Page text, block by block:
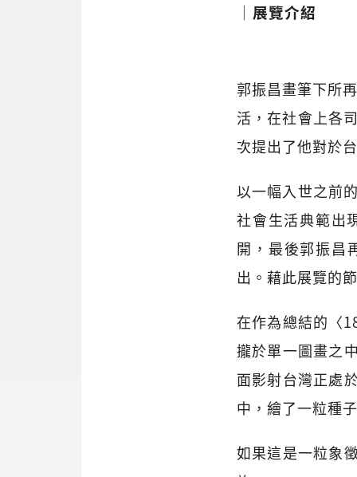
│展覽介紹
郭振昌畫筆下所
活，在社會上各
次提出了他對於
以一幅入世之前
社會生活典範出
開，最後郭振昌
出。藉此展覽的
在作為總結的〈
攏於單一圖畫之
面影射台灣正處
中，繪了一粒種
如果這是一粒象